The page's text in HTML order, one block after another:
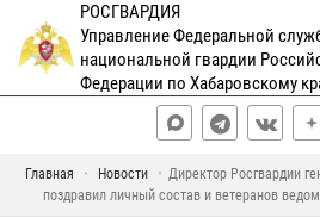
РОСГВАРДИЯ
Управление Федеральной
национальной гвардии
Федерации по Хабаровскому
Главная Новости
Директор Росгвардии
поздравил личный состав и ветеранов